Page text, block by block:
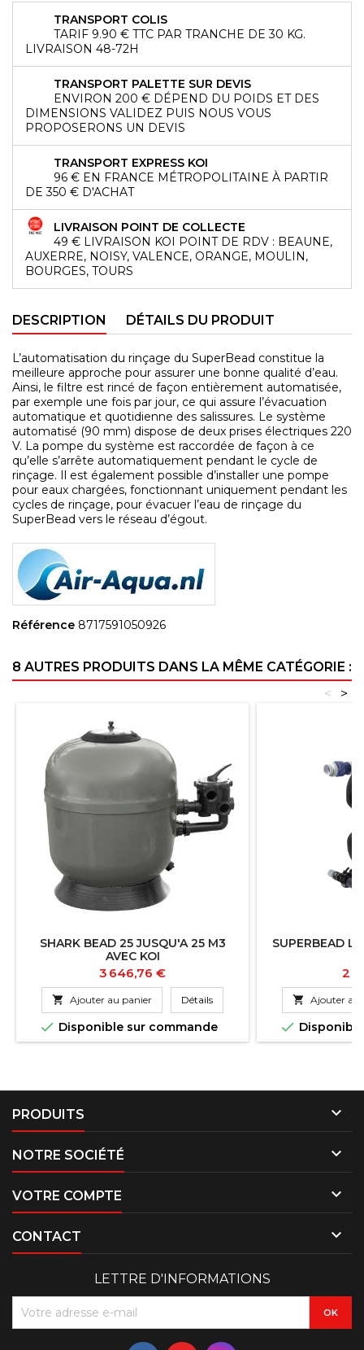
TRANSPORT COLIS
TARIF 9.90 € TTC PAR TRANCHE DE 30 KG.
LIVRAISON 48-72H
TRANSPORT PALETTE SUR DEVIS
ENVIRON 200 € DÉPEND DU POIDS ET DES
DIMENSIONS VALIDEZ PUIS NOUS VOUS
PROPOSERONS UN DEVIS
TRANSPORT EXPRESS KOI
96 € EN FRANCE MÉTROPOLITAINE À PARTIR
DE 350 € D'ACHAT
LIVRAISON POINT DE COLLECTE
49 € LIVRAISON KOI POINT DE RDV : BEAUNE,
AUXERRE, NOISY, VALENCE, ORANGE, MOULIN,
BOURGES, TOURS
DESCRIPTION DÉTAILS DU PRODUIT
L’automatisation du rinçage du SuperBead constitue la
meilleure approche pour assurer une bonne qualité d’eau.
Ainsi, le filtre est rincé de façon entièrement automatisée,
par exemple une fois par jour, ce qui assure l’évacuation
automatique et quotidienne des salissures. Le système
automatisé (90 mm) dispose de deux prises électriques 220
V. La pompe du système est raccordée de façon à ce
qu’elle s’arrête automatiquement pendant le cycle de
rinçage. Il est également possible d’installer une pompe
pour eaux chargées, fonctionnant uniquement pendant les
cycles de rinçage, pour évacuer l’eau de rinçage du
SuperBead vers le réseau d’égout.
Référence 8717591050926
8 AUTRES PRODUITS DANS LA MÊME CATÉGORIE :
>
<
SHARK BEAD 25 JUSQU'A 25 M3
AVEC KOI
Prix
3 646,76 €
 Ajouter au panier Détails
 Disponible sur commande
SUPERBEAD
Prix
2
 Ajouter au

PRODUITS 
NOTRE SOCIÉTÉ 
VOTRE COMPTE 
CONTACT 
LETTRE D'INFORMATIONS